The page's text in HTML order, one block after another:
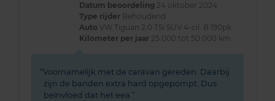
Datum beoordeling 24 oktober 2024
Type rijder Behoudend
Auto VW Tiguan 2.0 TSi SUV 4-cil. B 190pk
Kilometer per jaar 25.000 tot 50.000 km
Voornamelijk met de caravan gereden. Daarbij
zijn de banden extra hard opgepompt. Dus
beïnvloed dat het eea.